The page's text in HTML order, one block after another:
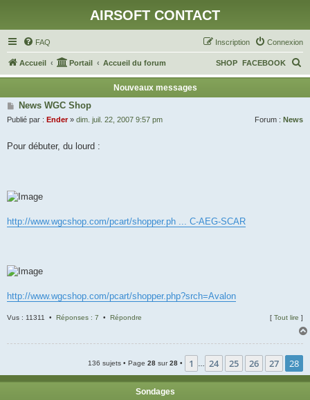
AIRSOFT CONTACT
FAQ Connexion
Inscription
Accueil Portail Accueil du forum
e
FACEBOOK
SHOP
Nouveaux messages
News WGC Shop
Publié par : Ender» dim. juil. 22, 2007 9:57 pm Forum : News
Pour débuter, du lourd :
http://www.wgcshop.com/pcart/shopper.ph ... C-AEG-SCAR
http://www.wgcshop.com/pcart/shopper.php?srch=Avalon
Vus : 11311 • Réponses : 7 • Répondre [ Tout lire ]
136 sujets • Page 28 sur28 • 1 24 25 26 27 28
Sondages